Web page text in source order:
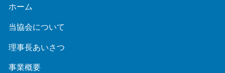
ホーム
当協会について
理事長あいさつ
事業概要